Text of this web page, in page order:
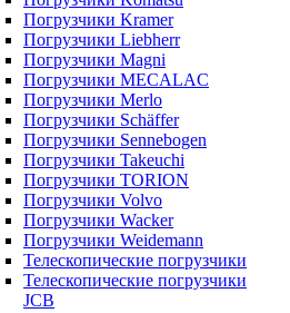
Погрузчики Kramer
Погрузчики Liebherr
Погрузчики Magni
Погрузчики MECALAC
Погрузчики Merlo
Погрузчики Schäffer
Погрузчики Sennebogen
Погрузчики Takeuchi
Погрузчики TORION
Погрузчики Volvo
Погрузчики Wacker
Погрузчики Weidemann
Телескопические погрузчики
Телескопические погрузчики
JCB